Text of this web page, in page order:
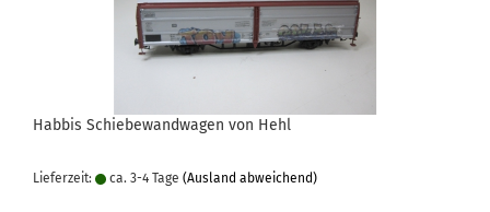
Habbis Schiebewandwagen von Hehl
Lieferzeit: ca. 3-4 Tage (Ausland abweichend)